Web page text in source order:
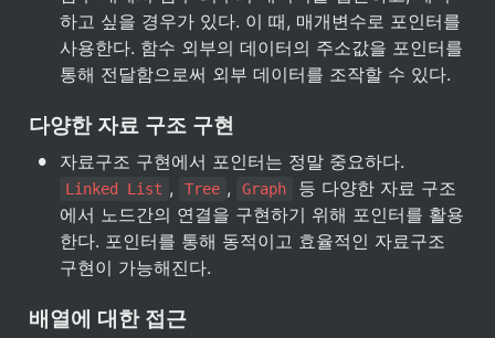
하고 싶을 경우가 있다. 이 때, 매개변수로 포인터를
사용한다. 함수 외부의 데이터의 주소값을 포인터를
통해 전달함으로써 외부 데이터를 조작할 수 있다.
다양한 자료 구조 구현
•
Linked List , Tree , Graph
등 다양한 자료 구조
에서 노드간의 연결을 구현하기 위해 포인터를 활용
한다. 포인터를 통해 동적이고 효율적인 자료구조
구현이 가능해진다.
배열에 대한 접근